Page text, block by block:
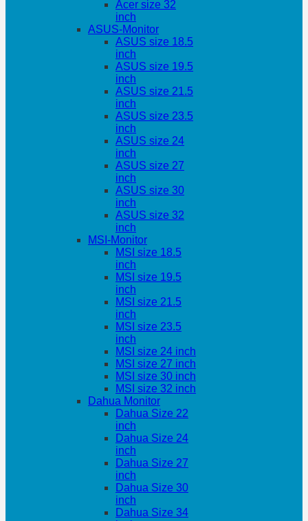
Acer size 32
inch
ASUS-Monitor
ASUS size 18.5
inch
ASUS size 19.5
inch
ASUS size 21.5
inch
ASUS size 23.5
inch
ASUS size 24
inch
ASUS size 27
inch
ASUS size 30
inch
ASUS size 32
inch
MSI-Monitor
MSI size 18.5
inch
MSI size 19.5
inch
MSI size 21.5
inch
MSI size 23.5
inch
MSI size 24 inch
MSI size 27 inch
MSI size 30 inch
MSI size 32 inch
Dahua Monitor
Dahua Size 22
inch
Dahua Size 24
inch
Dahua Size 27
inch
Dahua Size 30
inch
Dahua Size 34